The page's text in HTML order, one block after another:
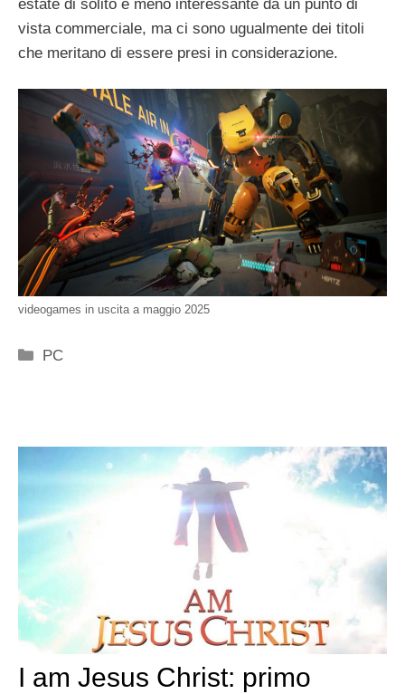
estate di solito è meno interessante da un punto di
vista commerciale, ma ci sono ugualmente dei titoli
che meritano di essere presi in considerazione.
videogames in uscita a maggio 2025
Categorie
PC
I am Jesus Christ: primo